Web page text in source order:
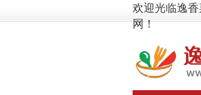
欢迎光临逸
网！